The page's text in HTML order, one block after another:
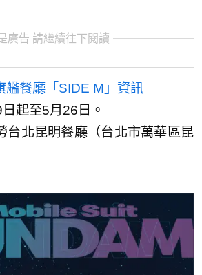
廣告 請繼續往下閱讀
艦餐廳「SIDE M」資訊
起至5月26日。
台北昆明餐廳（台北市萬華區昆